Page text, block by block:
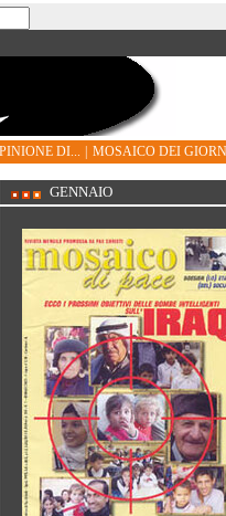
DI... MOSAICO DEI
GENNAIO